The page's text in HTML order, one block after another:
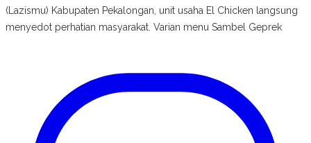
(Lazismu) Kabupaten Pekalongan, unit usaha El Chicken langsung
menyedot perhatian masyarakat. Varian menu Sambel Geprek